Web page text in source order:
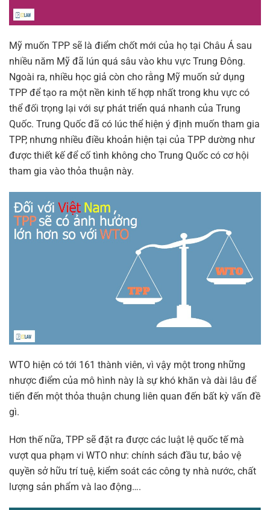
Mỹ muốn TPP sẽ là điểm chốt mới của họ tại Châu Á sau
nhiều năm Mỹ đã lún quá sâu vào khu vực Trung Đông.
Ngoài ra, nhiều học giả còn cho rằng Mỹ muốn sử dụng
TPP để tạo ra một nền kinh tế hợp nhất trong khu vực có
thể đối trọng lại với sự phát triển quá nhanh của Trung
Quốc. Trung Quốc đã có lúc thể hiện ý định muốn tham gia
TPP, nhưng nhiều điều khoản hiện tại của TPP dường như
được thiết kế để cố tình không cho Trung Quốc có cơ hội
tham gia vào thỏa thuận này.
WTO hiện có tới 161 thành viên, vì vậy một trong những
nhược điểm của mô hình này là sự khó khăn và dài lâu để
tiến đến một thỏa thuận chung liên quan đến bất kỳ vấn đề
gì.
Hơn thế nữa, TPP sẽ đặt ra được các luật lệ quốc tế mà
vượt qua phạm vi WTO như: chính sách đầu tư, bảo vệ
quyền sở hữu trí tuệ, kiểm soát các công ty nhà nước, chất
lượng sản phẩm và lao động….